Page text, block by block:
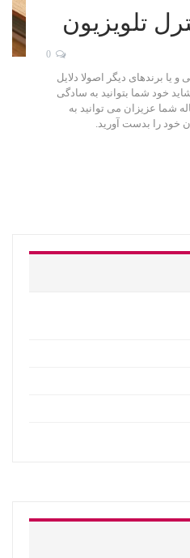
تلویزیون
0
و یا برندهای دیگر اصولا دلایل
خود شما بتوانید به سادگی
شما عزیزان می توانید به
خود را بدست آورید.